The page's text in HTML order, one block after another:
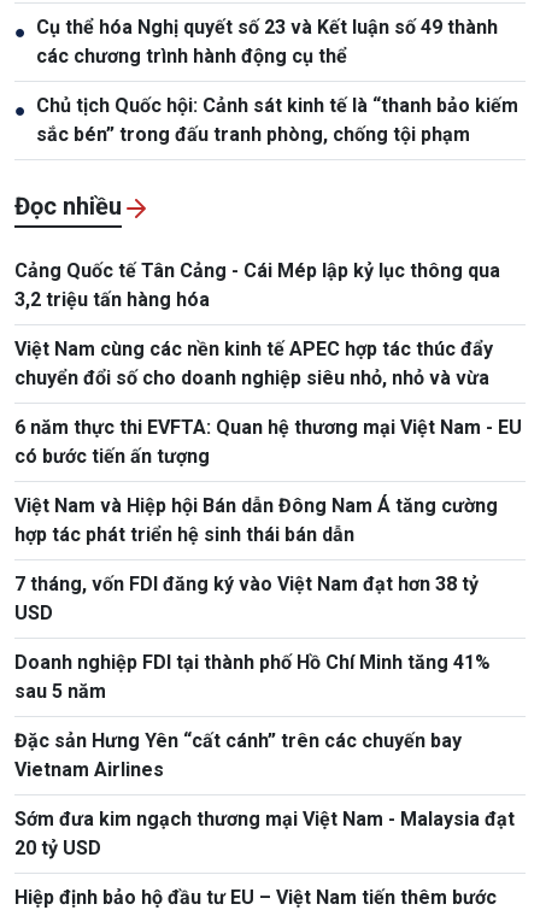
● Cụ thể hóa Nghị quyết số 23 và Kết luận số 49 thành
các chương trình hành động cụ thể
● Chủ tịch Quốc hội: Cảnh sát kinh tế là “thanh bảo kiếm
sắc bén” trong đấu tranh phòng, chống tội phạm
Đọc nhiều
Cảng Quốc tế Tân Cảng - Cái Mép lập kỷ lục thông qua
3,2 triệu tấn hàng hóa
Việt Nam cùng các nền kinh tế APEC hợp tác thúc đẩy
chuyển đổi số cho doanh nghiệp siêu nhỏ, nhỏ và vừa
6 năm thực thi EVFTA: Quan hệ thương mại Việt Nam - EU
có bước tiến ấn tượng
Việt Nam và Hiệp hội Bán dẫn Đông Nam Á tăng cường
hợp tác phát triển hệ sinh thái bán dẫn
7 tháng, vốn FDI đăng ký vào Việt Nam đạt hơn 38 tỷ
USD
Doanh nghiệp FDI tại thành phố Hồ Chí Minh tăng 41%
sau 5 năm
Đặc sản Hưng Yên “cất cánh” trên các chuyến bay
Vietnam Airlines
Sớm đưa kim ngạch thương mại Việt Nam - Malaysia đạt
20 tỷ USD
Hiệp định bảo hộ đầu tư EU – Việt Nam tiến thêm bước